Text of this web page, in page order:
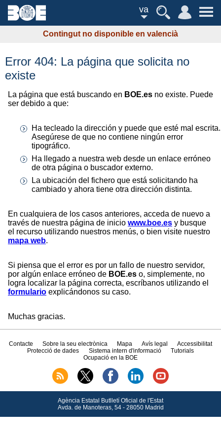
va
Contingut no disponible en valencià
Error 404: La página que solicita no
existe
La página que está buscando en BOE.es no existe. Puede
ser debido a que:
Ha tecleado la dirección y puede que esté mal escrita.
Asegúrese de que no contiene ningún error
tipográfico.
Ha llegado a nuestra web desde un enlace erróneo
de otra página o buscador externo.
La ubicación del fichero que está solicitando ha
cambiado y ahora tiene otra dirección distinta.
En cualquiera de los casos anteriores, acceda de nuevo a
través de nuestra página de inicio www.boe.es y busque
el recurso utilizando nuestros menús, o bien visite nuestro
mapa web.
Si piensa que el error es por un fallo de nuestro servidor,
por algún enlace erróneo de BOE.es o, simplemente, no
logra localizar la página correcta, escríbanos utilizando el
formulario explicándonos su caso.
Muchas gracias.
Contacte Sobre la seu electrònica Mapa Avís legal
Accessibilitat
Protecció de dades
Sistema intern d'informació
Tutorials
Ocupació en la BOE
Agència Estatal Butlletí Oficial de l'Estat
Avda.de Manoteras, 54 - 28050 Madrid